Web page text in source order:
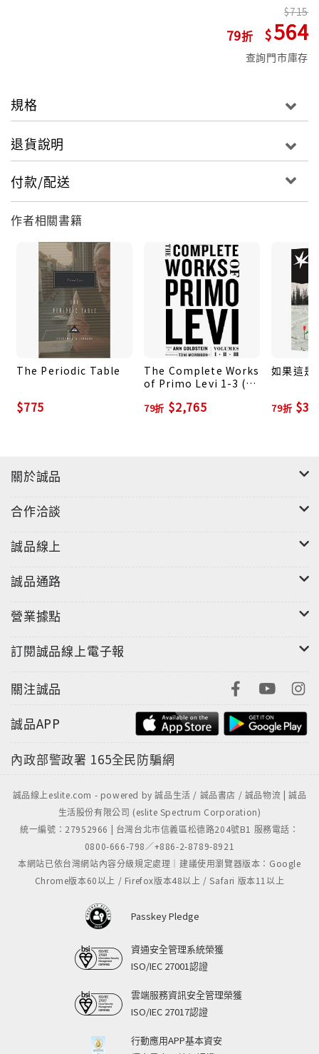
79
715
564
查詢門市庫存
規格
退貨說明
付款/配送
作者相關書籍
The Periodic Table
$775
The Complete Works
of Primo Levi 1-3 (3
79折 $2,765
如果這是
79折
關於誠品
合作洽談
誠品線上
誠品通路
營業據點
訂閱誠品線上電子報
關注誠品
誠品APP
內政部警政署 165全民防騙網
誠品線上eslite.com - powered by 誠品生活 / 誠品書店 / 誠品物流 | 誠品
生活股份有限公司 (eslite Spectrum Corporation)
統一編號：27952966 | 台灣台北市信義區松德路204號B1 服務電話：
0800-666-798／+886-2-8789-8921
本網站已依台灣網站內容分級規定處理｜建議使用瀏覽器版本：Google
Chrome版本60以上 / Firefox版本48以上 / Safari 版本11以上
Passkey Pledge
資通安全管理系統榮獲
ISO/IEC 27001認證
雲端服務資訊安全管理榮獲
ISO/IEC 27017認證
行動應用APP基本資安